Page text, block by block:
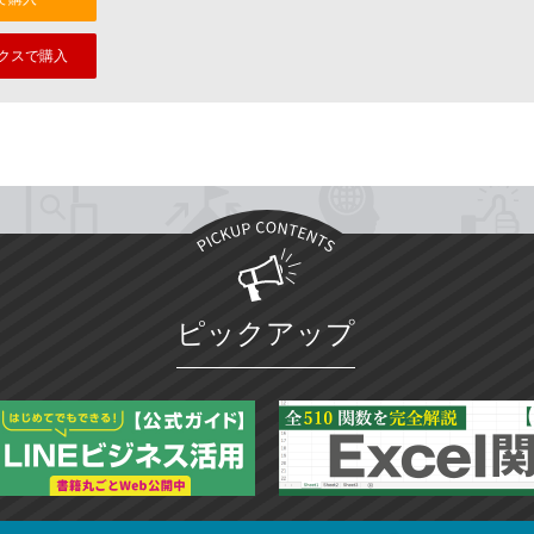
スで購入
ピックアップ